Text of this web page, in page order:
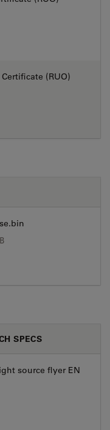
(RUO)
SPECS
source flyer EN